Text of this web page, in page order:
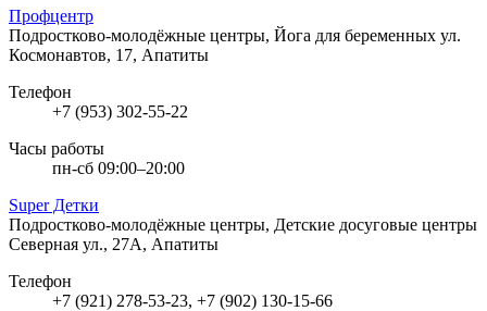
Профцентр
Подростково-молодёжные центры, Йога для беременных ул.
Космонавтов, 17, Апатиты
Телефон
+7 (953) 302-55-22
Часы работы
пн-сб 09:00–20:00
Super Детки
Подростково-молодёжные центры, Детские досуговые центры
Северная ул., 27А, Апатиты
Телефон
+7 (921) 278-53-23, +7 (902) 130-15-66